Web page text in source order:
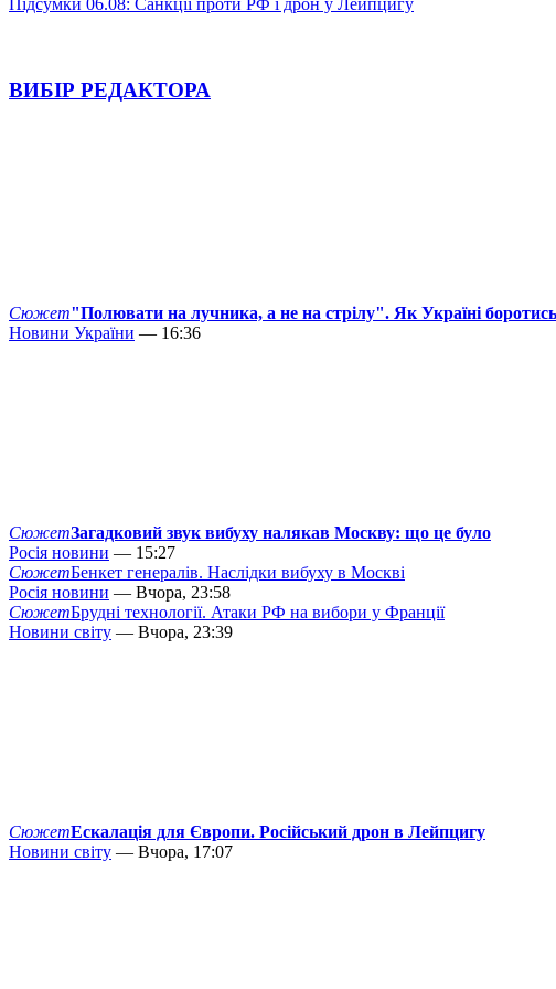
ВИБІР РЕДАКТОРА
Сюжет"Полювати на лучника, а не на стрілу". Як Україні
Новини України — 16:36
СюжетЗагадковий звук вибуху налякав Москву: що це було
Росія новини — 15:27
СюжетБенкет генералів. Наслідки вибуху в Москві
Росія новини — Вчора, 23:58
СюжетБрудні технології. Атаки РФ на вибори у Франції
Новини світу — Вчора, 23:39
СюжетЕскалація для Європи. Російський дрон в Лейпцигу
Новини світу — Вчора, 17:07